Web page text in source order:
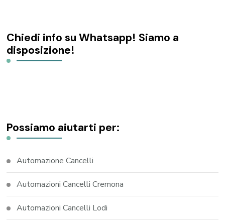
Chiedi info su Whatsapp! Siamo a
disposizione!
Possiamo aiutarti per:
Automazione Cancelli
Automazioni Cancelli Cremona
Automazioni Cancelli Lodi